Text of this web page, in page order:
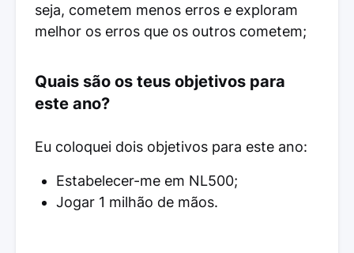
seja, cometem menos erros e exploram
melhor os erros que os outros cometem;
Quais são os teus objetivos para
este ano?
Eu coloquei dois objetivos para este ano:
Estabelecer-me em NL500;
Jogar 1 milhão de mãos.